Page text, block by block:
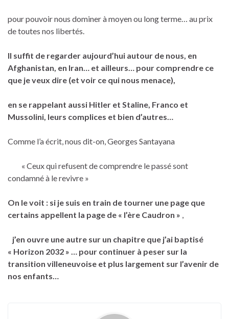
pour pouvoir nous dominer à moyen ou long terme… au prix
de toutes nos libertés.
Il suffit de regarder aujourd’hui autour de nous, en
Afghanistan, en Iran… et ailleurs… pour comprendre ce
que je veux dire (et voir ce qui nous menace),
en se rappelant aussi Hitler et Staline, Franco et
Mussolini, leurs complices et bien d’autres…
Comme l’a écrit, nous dit-on, Georges Santayana
« Ceux qui refusent de comprendre le passé sont
condamné à le revivre »
On le voit : si je suis en train de tourner une page que
certains appellent la page de « l’ère Caudron » ,
j’en ouvre une autre sur un chapitre que j’ai baptisé
« Horizon 2032 » … pour continuer à peser sur la
transition villeneuvoise et plus largement sur l’avenir de
nos enfants…